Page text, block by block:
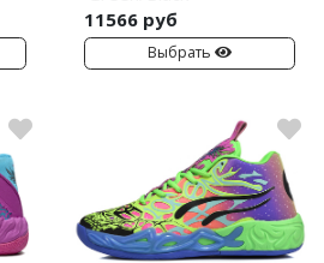
11566 руб
Выбрать